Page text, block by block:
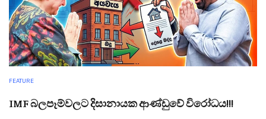
FEATURE
IMF බලපෑම්වලට දිසානායක ආණ්ඩුවේ විරෝධය!!!